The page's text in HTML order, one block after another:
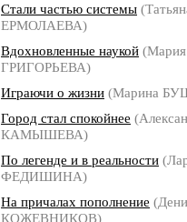
Стали частью системы
ЕРМОЛАЕВА)
Вдохновленные наукой (Мария
ГРИГОРЬЕВА)
Играючи о жизни (Марина
Город стал спокойнее
КАМЫШЕВА)
По легенде и в реальности
ФЕДИШИНА)
На причалах пополнение
КОЖЕВНИКОВ)